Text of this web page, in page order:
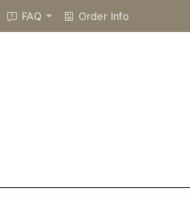
FAQ Order Info